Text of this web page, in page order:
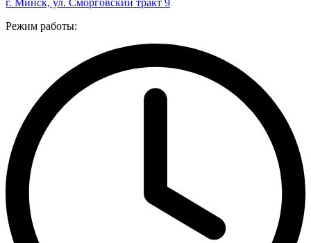
г. Минск, ул. Сморговский тракт 9
Режим работы: